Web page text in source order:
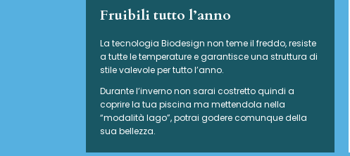
Fruibili tutto l’anno
La tecnologia Biodesign non teme il freddo, resiste
a tutte le temperature e garantisce una struttura di
stile valevole per tutto l’anno.
Durante l’inverno non sarai costretto quindi a
coprire la tua piscina ma mettendola nella
“modalità lago”, potrai godere comunque della
sua bellezza.